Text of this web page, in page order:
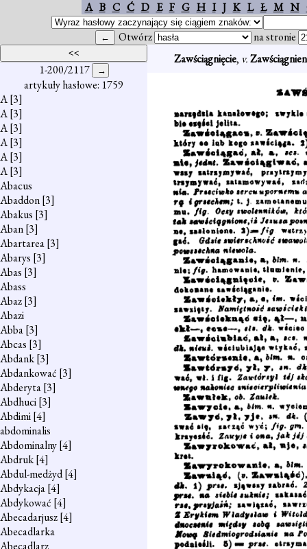
A B C Ć D E F G H I J K L Ł M N
Otwórz na stronie
1-200/2117
artykuły hasłowe: 1759
A[3]
A[3]
A[3]
A[3]
A[3]
A[3]
Abacus
Abaddon[3]
Abakus [3]
Aban[3]
Abartarea[3]
Abarys [3]
Abas [3]
Abass
Abaz[3]
Abazi
Abba[3]
Abcas [3]
Abdank[3]
Abdankować [3]
Abderyta[3]
Abdhuci[3]
Abdimi[4]
abdominalis
Abdominalny[4]
Abdruk[4]
Abdul-medżyd[4]
Abdykacja[4]
Abdykować [4]
Abecadarjusz[4]
Abecadlarka
Abecadlarz
Zawściągnięcie, v.